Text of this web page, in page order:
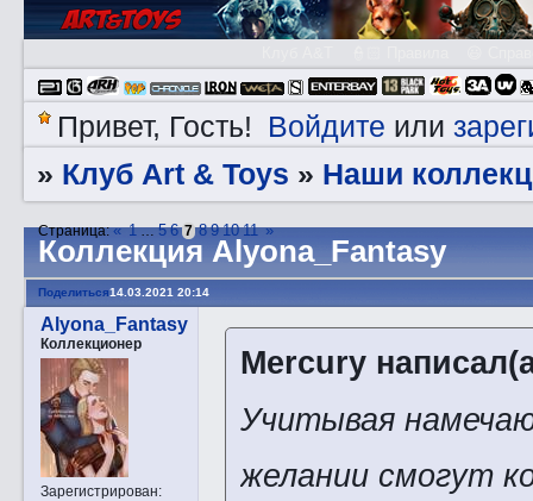
Привет, Гость! Войдите или
» Клуб Art & Toys » Наши
Коллекция Alyona_Fantasy
Страница:« 1 … 5 6 7 8 9 10 11 »
Поделиться14.03.2021 20:14
Alyona_Fantasy
Коллекционер
Зарегистрирован:
Mercury
Учитывая
желании смогут